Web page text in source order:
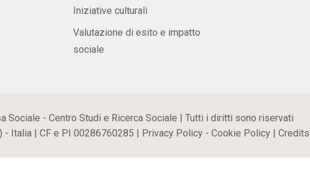
Iniziative culturali
Valutazione di esito e impatto
sociale
Sociale - Centro Studi e Ricerca Sociale | Tutti i diritti sono riservati
Italia | CF e PI 00286760285 |
Privacy Policy - Cookie Policy Credits